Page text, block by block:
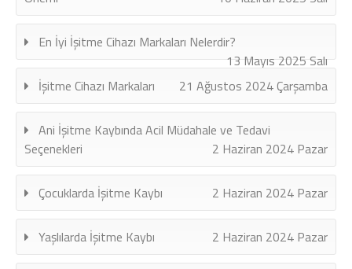
En İyi İşitme Cihazı Markaları Nelerdir?
13 Mayıs 2025 Salı
İşitme Cihazı Markaları
21 Ağustos 2024 Çarşamba
Ani İşitme Kaybında Acil Müdahale ve Tedavi
Seçenekleri
2 Haziran 2024 Pazar
Çocuklarda İşitme Kaybı 2 Haziran 2024 Pazar
Yaşlılarda İşitme Kaybı 2 Haziran 2024 Pazar